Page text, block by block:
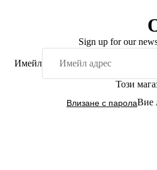
Sign up for our
Имейл
Този
Влизане с паролаВие